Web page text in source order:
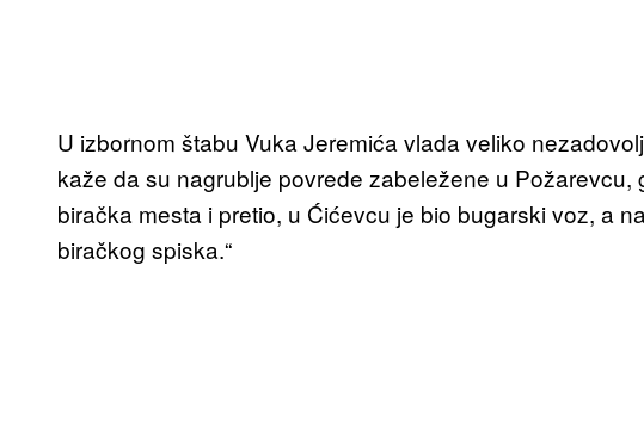
U izbornom štabu Vuka Jeremića vlada veliko
kaže da su nagrublje povrede zabeležene u Požarevcu,
biračka mesta i pretio, u Ćićevcu je bio bugarski voz, a
biračkog spiska.“